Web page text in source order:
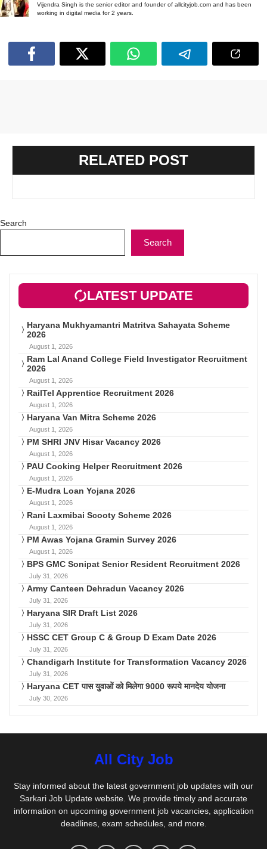
Vijendra Singh is the senior editor and founder of allcityjob.com and has been
working in digital media for 2 years.
RELATED POST
Search
Search
LATEST UPDATE
Haryana Mukhyamantri Matritva Sahayata Scheme
2026
August 1, 2026
Ram Lal Anand College Field Investigator Recruitment
2026
August 1, 2026
RailTel Apprentice Recruitment 2026
August 1, 2026
Haryana Van Mitra Scheme 2026
August 1, 2026
PM SHRI JNV Hisar Vacancy 2026
August 1, 2026
PAU Cooking Helper Recruitment 2026
August 1, 2026
E-Mudra Loan Yojana 2026
August 1, 2026
Rani Laxmibai Scooty Scheme 2026
August 1, 2026
PM Awas Yojana Gramin Survey 2026
August 1, 2026
BPS GMC Sonipat Senior Resident Recruitment 2026
July 31, 2026
Army Canteen Dehradun Vacancy 2026
July 31, 2026
Haryana SIR Draft List 2026
July 31, 2026
HSSC CET Group C & Group D Exam Date 2026
July 31, 2026
Chandigarh Institute for Transformation Vacancy 2026
July 31, 2026
Haryana CET पास युवाओं को मिलेगा 9000 रूपये मानदेय योजना
July 30, 2026
All City Job
Stay informed about the latest government job updates with our
Sarkari Job Update website. We provide timely and accurate
information on upcoming government job vacancies, application
deadlines, exam schedules, and more.